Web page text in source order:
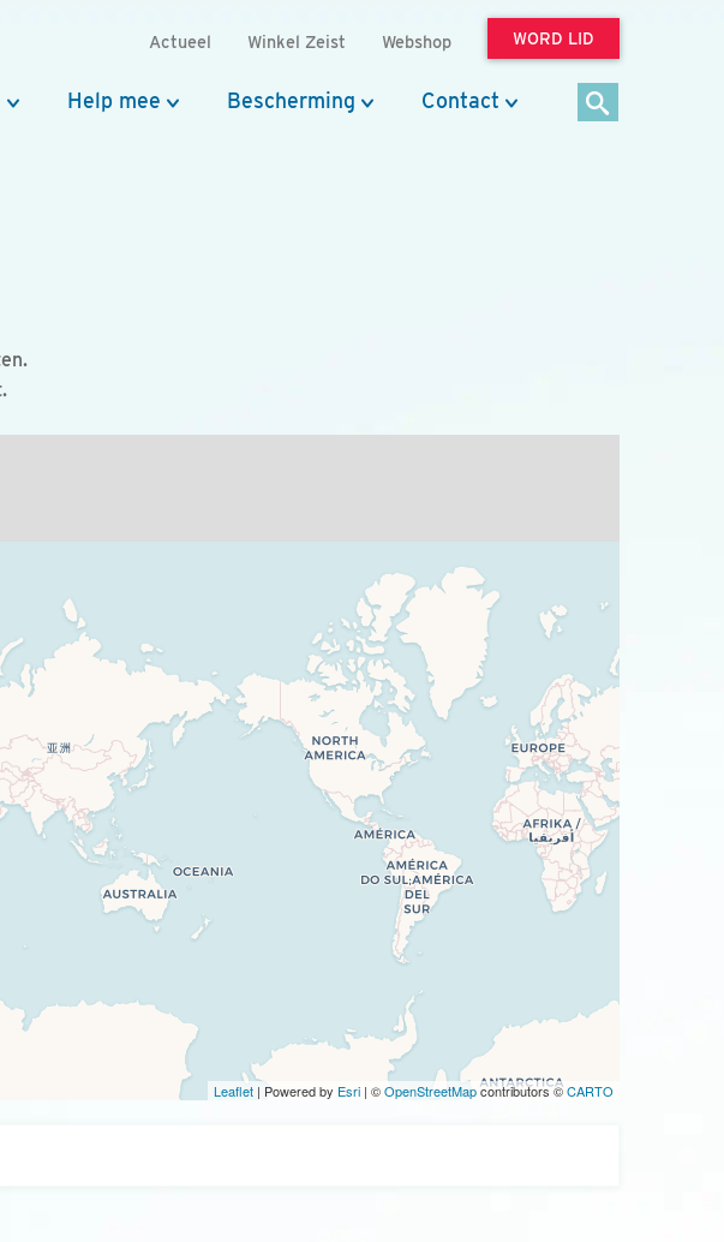
Actueel Winkel Zeist Webshop WORD LID
Help mee Bescherming Contact
Leaflet | Powered by Esri | ©OpenStreetMapcontributors ©CARTO